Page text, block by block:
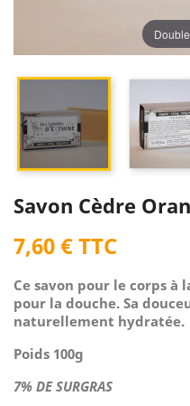

Savon Cèdre
7,60 € TTC
Ce savon pour le corps à
pour la douche. Sa
naturellement hydratée.
Poids 100g
7% DE SURGRAS